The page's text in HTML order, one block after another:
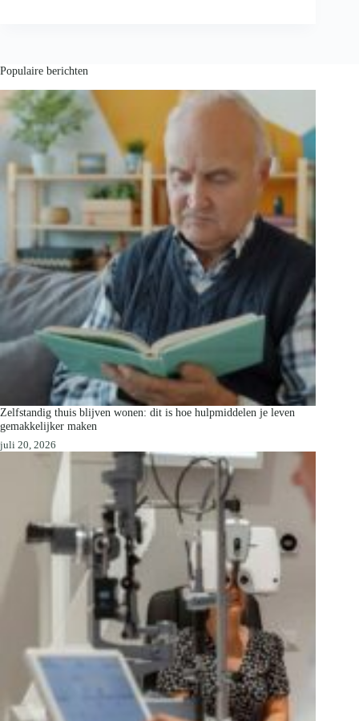
instromers?
Populaire berichten
Zelfstandig thuis blijven wonen: dit is hoe hulpmiddelen je leven
gemakkelijker maken
juli 20, 2026